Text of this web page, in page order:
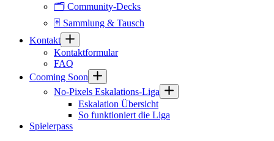
🗂 Community-Decks
🃏 Sammlung & Tausch
Kontakt
Kontaktformular
FAQ
Cooming Soon
No-Pixels Eskalations-Liga
Eskalation Übersicht
So funktioniert die Liga
Spielerpass